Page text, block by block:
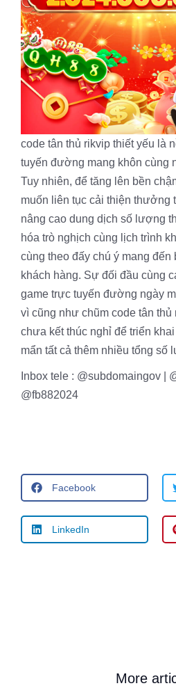
code tân thủ rikvip thiết yếu là
tuyến đường mang khôn cùng
Tuy nhiên, để tăng lên bền
muốn liên tục cải thiện thưởng
nâng cao dung dịch số lượng
hóa trò nghịch cùng lịch trình
cùng theo đấy chú ý mang đến
khách hàng. Sự đối đầu cùng
game trực tuyến đường ngày
vì cũng như chũm code tân
chưa kết thúc nghỉ để triển
mẩn tất cả thêm nhiều tổng số
Inbox tele : @subdomaingov |
@fb882024
Facebook
LinkedIn
More